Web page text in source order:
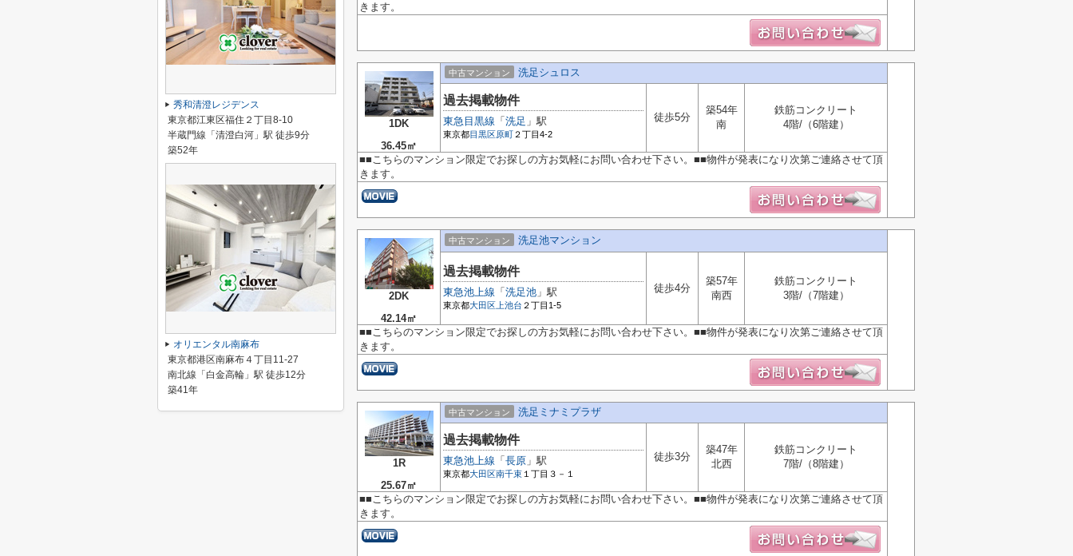
きます。
1DK
36.45㎡
中古マンション 洗足シュロス
過去掲載物件
東急目黒線 「 洗足 」駅
東京都目黒区 原町 ２丁目4-2
徒歩5分
築54年
南
鉄筋コンクリート
4階/（6階建）
■■こちらのマンション限定でお探しの方お気軽にお問い合わせ下さい。■■物件が発表になり次第ご連絡させて頂
きます。
2DK
42.14㎡
中古マンション 洗足池マンション
過去掲載物件
東急池上線 「 洗足池 」駅
東京都大田区 上池台 ２丁目1-5
徒歩4分
築57年
南西
鉄筋コンクリート
3階/（7階建）
■■こちらのマンション限定でお探しの方お気軽にお問い合わせ下さい。■■物件が発表になり次第ご連絡させて頂
きます。
1R
25.67㎡
中古マンション 洗足ミナミプラザ
過去掲載物件
東急池上線 「 長原 」駅
東京都大田区南千束 １丁目３－１
徒歩3分
築47年
北西
鉄筋コンクリート
7階/（8階建）
■■こちらのマンション限定でお探しの方お気軽にお問い合わせ下さい。■■物件が発表になり次第ご連絡させて頂
きます。
秀和清澄レジデンス
東京都江東区福住２丁目8-10
半蔵門線「清澄白河」駅 徒歩9分
築52年
オリエンタル南麻布
東京都港区南麻布４丁目11-27
南北線「白金高輪」駅 徒歩12分
築41年